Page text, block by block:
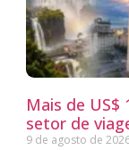
Mais de
setor de
9 de agosto de